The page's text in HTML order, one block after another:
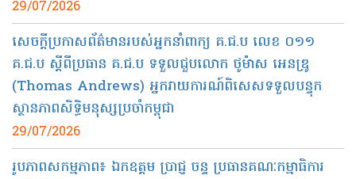
29/07/2026
សេចក្តីប្រកាសព័ត៌មានរបស់អ្នកនាំពាក្យ គ.ជ.ប លេខ ០១១
គ.ជ.ប ស្តីពីប្រធាន គ.ជ.ប ទទួលជួបលោក ថូម៉ាស អេនឌ្រូ
(Thomas Andrews) អ្នករាយការណ៍ពិសេសទទួលបន្ទុក
ស្ថានភាពសិទ្ធិមនុស្សប្រចាំកម្ពុជា
29/07/2026
រូបភាពសកម្មភាព៖ ឯកឧត្តម ប្រាជ្ញ ចន្ទ ប្រធានគណៈកម្មាធិការ